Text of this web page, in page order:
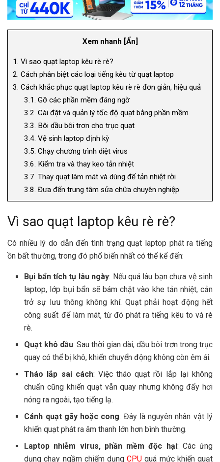
Xem nhanh [Ẩn]
1. Vì sao quạt laptop kêu rè rè?
2. Cách phân biệt các loại tiếng kêu từ quạt laptop
3. Cách khắc phục quạt laptop kêu rè rè đơn giản, hiệu quả
3.1. Gỡ các phần mềm đáng ngờ
3.2. Cài đặt và quản lý tốc độ quạt bằng phần mềm
3.3. Bôi dầu bôi trơn cho trục quạt
3.4. Vệ sinh laptop định kỳ
3.5. Chạy chương trình diệt virus
3.6. Kiểm tra và thay keo tản nhiệt
3.7. Thay quạt làm mát và dùng đế tản nhiệt rời
3.8. Đưa đến trung tâm sửa chữa chuyên nghiệp
Vì sao quạt laptop kêu rè rè?
Có nhiều lý do dẫn đến tình trạng quạt laptop phát ra tiếng
ồn bất thường, trong đó phổ biến nhất có thể kể đến:
Bụi bẩn tích tụ lâu ngày: Nếu quá lâu bạn chưa vệ sinh
laptop, lớp bụi bẩn sẽ bám chặt vào khe tản nhiệt, cản
trở sự lưu thông không khí. Quạt phải hoạt động hết
công suất để làm mát, từ đó phát ra tiếng kêu to và rè
rè.
Quạt khô dầu: Sau thời gian dài, dầu bôi trơn trong trục
quay có thể bị khô, khiến chuyển động không còn êm ái.
Tháo lắp sai cách: Việc tháo quạt rồi lắp lại không
chuẩn cũng khiến quạt vẫn quay nhưng không đẩy hơi
nóng ra ngoài, tạo tiếng lạ.
Cánh quạt gãy hoặc cong: Đây là nguyên nhân vật lý
khiến quạt phát ra âm thanh lớn hơn bình thường.
Laptop nhiễm virus, phần mềm độc hại: Các ứng
dụng chạy ngầm chiếm dụngCPU quá mức khiến quạt